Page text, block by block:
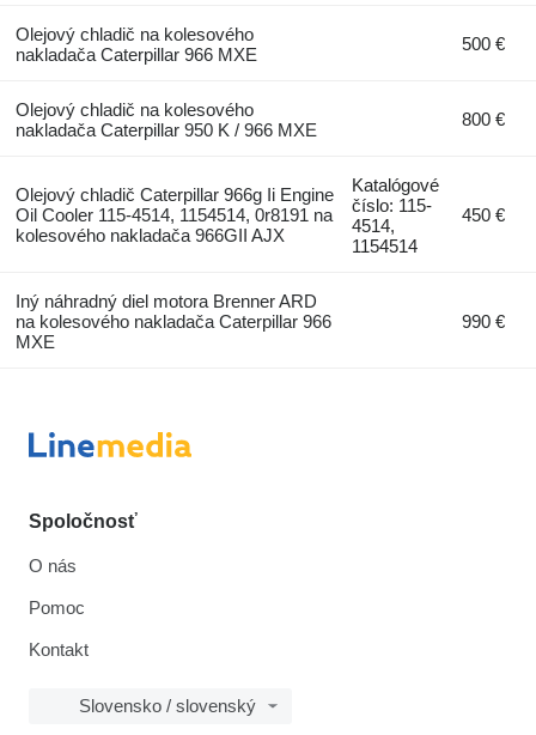
Olejový chladič na kolesového
nakladača Caterpillar 966 MXE
500 €
Olejový chladič na kolesového
nakladača Caterpillar 950 K / 966 MXE
800 €
Olejový chladič Caterpillar 966g Ii Engine
Oil Cooler 115-4514, 1154514, 0r8191 na
kolesového nakladača 966GII AJX
Katalógové
číslo: 115-
4514,
1154514
450 €
Iný náhradný diel motora Brenner ARD
na kolesového nakladača Caterpillar 966
MXE
990 €
Spoločnosť
O nás
Pomoc
Kontakt
Slovensko / slovenský